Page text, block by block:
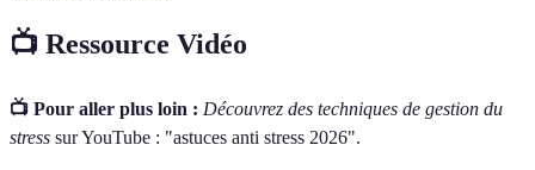
📺 Ressource Vidéo
📺 Pour aller plus loin : Découvrez des techniques de gestion du
stress sur YouTube : "astuces anti stress 2026".